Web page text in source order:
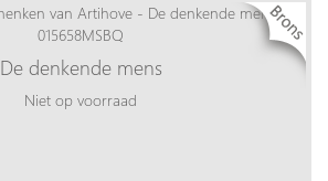
De denkende mens
Niet op voorraad